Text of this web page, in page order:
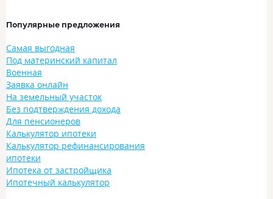
Популярные предложения
Самая выгодная
Под материнский капитал
Военная
Заявка онлайн
На земельный участок
Без подтверждения дохода
Для пенсионеров
Калькулятор ипотеки
Калькулятор рефинансирования
ипотеки
Ипотека от застройщика
Ипотечный калькулятор